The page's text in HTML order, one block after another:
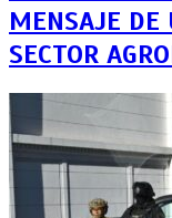
MENSAJE DE
SECTOR